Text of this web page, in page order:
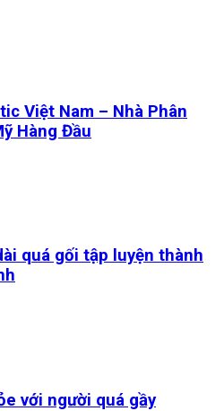
Việt Nam – Nhà Phân
Hàng Đầu
quá gối tập luyện thành
với người quá gầy